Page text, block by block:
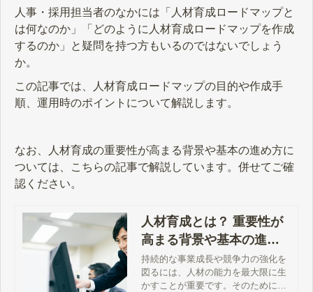
人事・採用担当者のなかには「人材育成ロードマップと
は何なのか」「どのように人材育成ロードマップを作成
するのか」と疑問を持つ方もいるのではないでしょう
か。
この記事では、人材育成ロードマップの目的や作成手
順、運用時のポイントについて解説します。
なお、人材育成の重要性が高まる背景や基本の進め方に
ついては、こちらの記事で解説しています。併せてご確
認ください。
人材育成とは？ 重要性が
高まる背景や基本の進め
方を解説
持続的な事業成長や競争力の強化を
図るには、人材の能力を最大限に生
かすことが重要です。そのためには